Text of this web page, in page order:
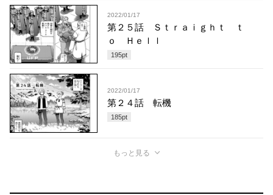
2022/01/17
第２５話 Ｓｔｒａｉｇｈｔ ｔ
ｏ Ｈｅｌｌ
195pt
2022/01/17
第２４話 転機
185pt
もっと見る